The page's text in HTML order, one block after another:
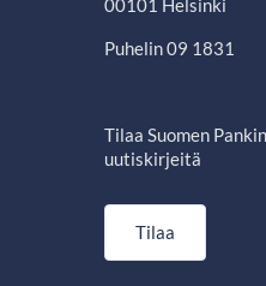
00101 Helsinki
Puhelin 09 1831
Tilaa Suomen Pankin
uutiskirjeitä
Tilaa